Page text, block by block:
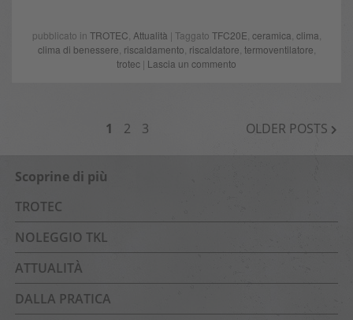
pubblicato in TROTEC Attualità | Taggato TFC20E ceramica clima
clima di benessere riscaldamento riscaldatore termoventilatore
trotec | Lascia un commento
1 2 3 OLDER POSTS
Scoprine di più
TROTEC
NOLEGGIO TKL
ATTUALITÀ
DALLA PRATICA